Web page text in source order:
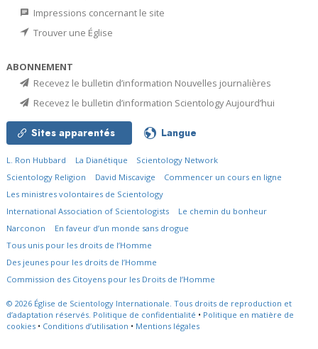
Impressions concernant le site
Trouver une Église
ABONNEMENT
Recevez le bulletin d’information Nouvelles journalières
Recevez le bulletin d’information Scientology Aujourd’hui
Sites apparentés Langue
L. Ron Hubbard La Dianétique
Scientology Network
Scientology Religion
David Miscavige
Commencer un cours en ligne
Les ministres volontaires de Scientology
International Association of Scientologists
Le chemin du bonheur
Narconon
En faveur d’un monde sans drogue
Tous unis pour les droits de l’Homme
Des jeunes pour les droits de l’Homme
Commission des Citoyens pour les Droits de l’Homme
© 2026 Église de Scientology Internationale. Tous droits de reproduction et
d’adaptation réservés. Politique de confidentialité • Politique en matière de
cookies • Conditions d’utilisation • Mentions légales